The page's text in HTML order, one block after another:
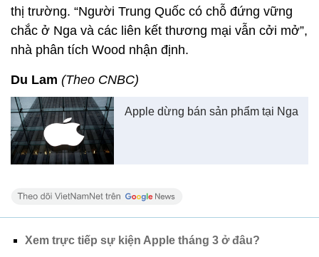
thị trường. “Người Trung Quốc có chỗ đứng vững
chắc ở Nga và các liên kết thương mại vẫn cởi mở”,
nhà phân tích Wood nhận định.
Du Lam (Theo CNBC)
Apple dừng bán sản phẩm tại Nga
Xem trực tiếp sự kiện Apple tháng 3 ở đâu?